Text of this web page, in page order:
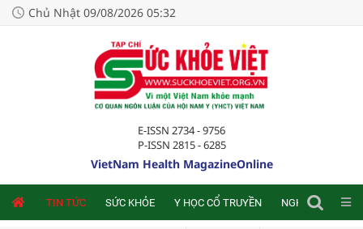
Chủ Nhật 09/08/2026 05:32
E-ISSN 2734 - 9756
P-ISSN 2815 - 6285
VietNam Health MagazineOnline
TIN TỨC SỨC KHỎE Y HỌC CỔ TRUYỀN NGHIÊN CỨU